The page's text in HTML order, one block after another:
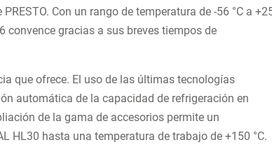
Con un rango de temperatura de -56 °C a
convence gracias a sus breves tiempos de
que ofrece. El uso de las últimas tecnologías
automática de la capacidad de refrigeración en
de la gama de accesorios permite un
HL30 hasta una temperatura de trabajo de +150 °C.